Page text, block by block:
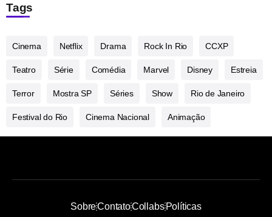
Tags
Cinema Netflix Drama Rock In Rio CCXP
Teatro Série Comédia Marvel Disney Estreia
Terror Mostra SP Séries Show Rio de Janeiro
Festival do Rio Cinema Nacional Animação
SobreContatoCollabsPolíticas